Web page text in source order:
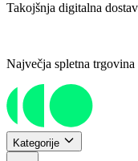
Takojšnja digitalna
Največja spletna
Kategorije